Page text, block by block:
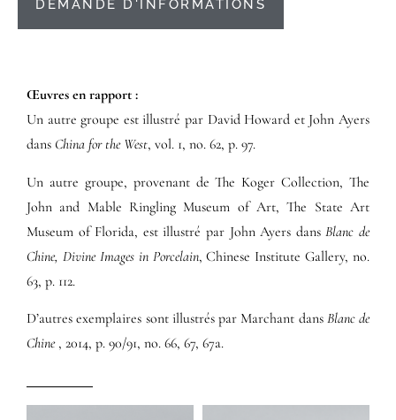
DEMANDE D'INFORMATIONS
Œuvres en rapport :​
Un autre groupe est illustré par David Howard et John Ayers
dans China for the West, vol. 1, no. 62, p. 97.
Un autre groupe, provenant de The Koger Collection, The
John and Mable Ringling Museum of Art, The State Art
Museum of Florida, est illustré par John Ayers dansBlanc de
Chine, Divine Images in Porcelain, Chinese Institute Gallery, no.
63, p. 112.
D’autres exemplaires sont illustrés par Marchant dans Blanc de
Chine, 2014, p. 90/91, no. 66, 67, 67a.